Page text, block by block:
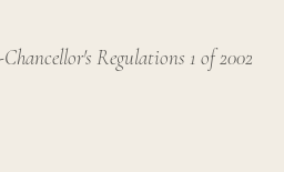
Regulations 1 of 2002